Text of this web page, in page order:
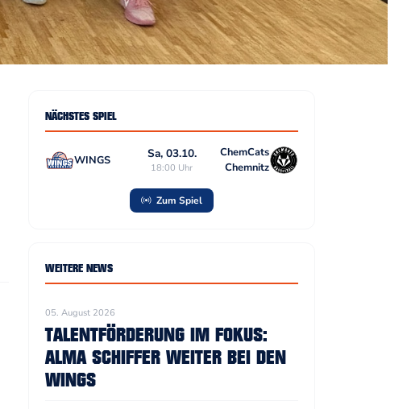
NÄCHSTES SPIEL
WINGS Sa, 03.10.
18:00 Uhr
ChemCats
Chemnitz
Zum Spiel
WEITERE NEWS
05. August 2026
TALENTFÖRDERUNG IM FOKUS:
ALMA SCHIFFER WEITER BEI DEN
WINGS